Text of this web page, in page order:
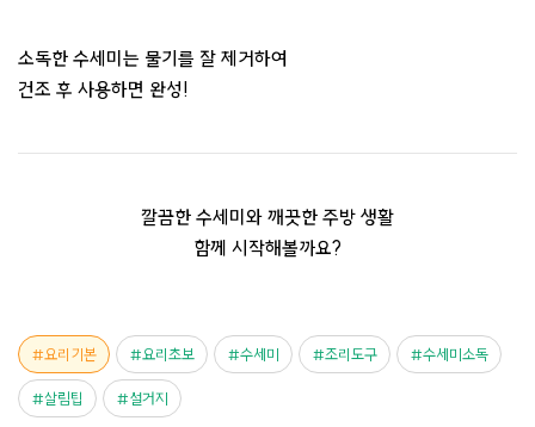
소독한 수세미는 물기를 잘 제거하여
건조 후 사용하면 완성!
깔끔한 수세미와 깨끗한 주방 생활
함께 시작해볼까요?
요리기본 요리초보 수세미 조리도구 수세미소독
살림팁 설거지